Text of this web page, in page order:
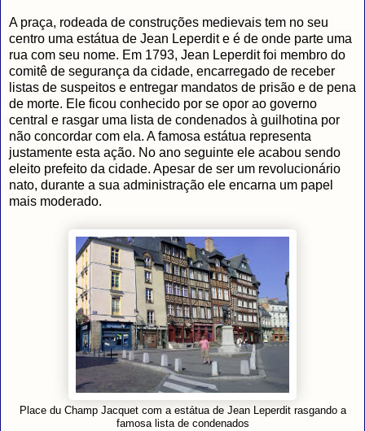
A praça, rodeada de construções medievais tem no seu
centro uma estátua de Jean Leperdit e é de onde parte uma
rua com seu nome. Em 1793, Jean Leperdit foi membro do
comitê de segurança da cidade, encarregado de receber
listas de suspeitos e entregar mandatos de prisão e de pena
de morte. Ele ficou conhecido por se opor ao governo
central e rasgar uma lista de condenados à guilhotina por
não concordar com ela. A famosa estátua representa
justamente esta ação. No ano seguinte ele acabou sendo
eleito prefeito da cidade. Apesar de ser um revolucionário
nato, durante a sua administração ele encarna um papel
mais moderado.
Place du Champ Jacquet com a estátua de Jean Leperdit rasgando a
famosa lista de condenados